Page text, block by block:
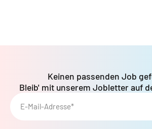
E-Mail-Adresse*
Keinen passenden Job
Bleib' mit unserem Jobletter auf